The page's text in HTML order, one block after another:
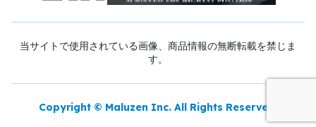
当サイトで使用されている画像、商品情報の無断転載を禁じま
す。
Copyright © Maluzen Inc. All Rights Reserved.